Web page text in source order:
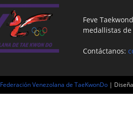
Feve
medallistas
Contáctanos:
Federación Venezolana de TaeKwonDo |